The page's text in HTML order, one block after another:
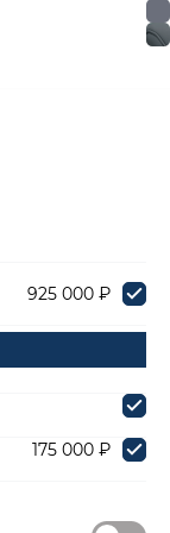
925 000 ₽
175 000 ₽